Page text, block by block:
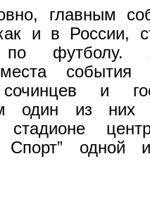
главным
и в России,
футболу.
события
и
один из них
Спорт” одной